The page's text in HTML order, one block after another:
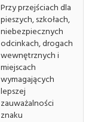
Przy przejściach dla
pieszych, szkołach,
niebezpiecznych
odcinkach, drogach
wewnętrznych i
miejscach
wymagających
lepszej
zauważalności
znaku